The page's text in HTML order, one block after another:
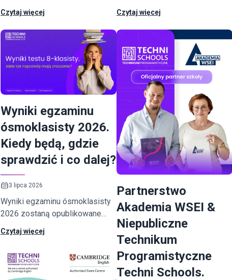
na maturze z angielskiego, 93%
na maturze z j.
polskiego. Świętujemy świetne
wyniki naszych uczniów.
Czytaj więcej
Wyniki egzaminu
ósmoklasisty 2026.
Kiedy będą, gdzie
sprawdzić i co dalej?
3 lipca 2026
Wyniki egzaminu ósmoklasisty
2026 zostaną opublikowane
przez Centralną Komisję
Egzaminacyjną w piątek 3 lipca
Czytaj więcej
ZDAŁO MATURĘ.
Czytaj więcej
Partnerstwo
Akademia WSEI &
Niepubliczne
Technikum
Programistyczne
Techni Schools.